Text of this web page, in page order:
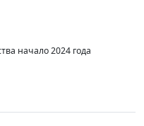
начало 2024 года